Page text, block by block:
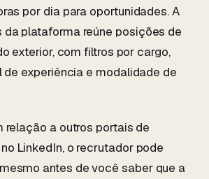
por dia para oportunidades. A
plataforma reúne posições de
exterior, com filtros por cargo,
de experiência e modalidade de
relação a outros portais de
LinkedIn, o recrutador pode
antes de você saber que a